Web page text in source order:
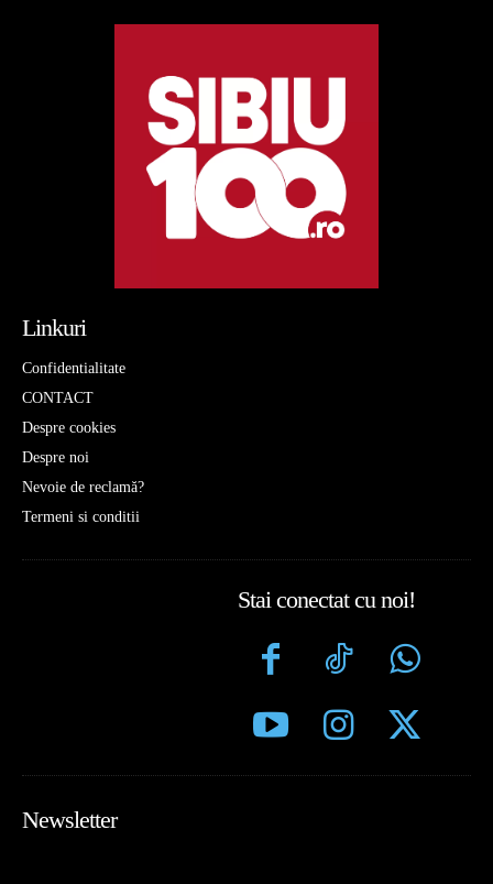
Linkuri
Confidentialitate
CONTACT
Despre cookies
Despre noi
Nevoie de reclamă?
Termeni si conditii
Stai conectat cu noi!
Newsletter